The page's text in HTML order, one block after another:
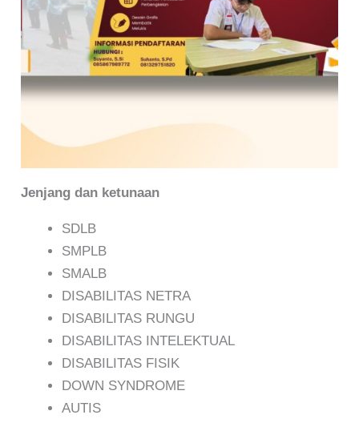
Jenjang dan ketunaan
SDLB
SMPLB
SMALB
DISABILITAS NETRA
DISABILITAS RUNGU
DISABILITAS INTELEKTUAL
DISABILITAS FISIK
DOWN SYNDROME
AUTIS